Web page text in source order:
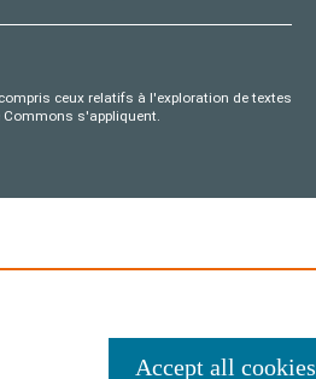
ceux relatifs à l'exploration de textes
Commons s'appliquent.
Accept all cookies